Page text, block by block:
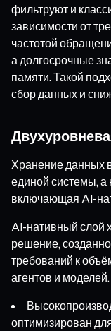
фильтруют и
зависимости от
частотой
а долгосрочные
памяти. Такой
сбор данных и
Хранение данных
единой системы, а
включающая AI-
AI-нативный слой
решение,
требований к
агентов и
оптимизирован